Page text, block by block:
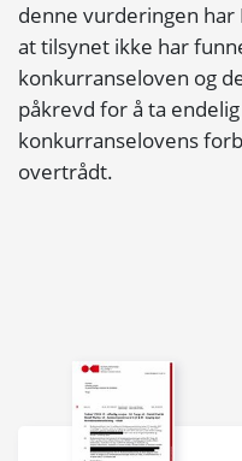
denne vurderingen
at tilsynet ikke har
konkurranseloven og
påkrevd for å ta
konkurranselovens
overtrådt.